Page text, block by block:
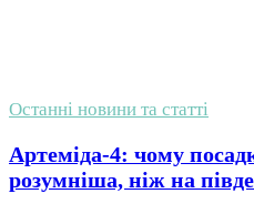
Останні новини та статті
Артеміда-4: чому
розумніша, ніж на